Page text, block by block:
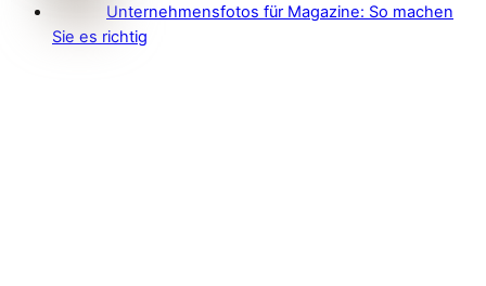
Unternehmensfotos für Magazine: So machen
Sie es richtig